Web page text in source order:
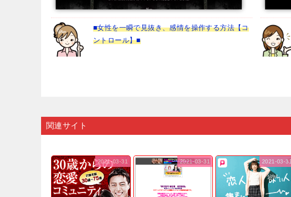
■女性を一瞬で見抜き、感情を操作する方法【コ
ントロール】■
関連サイト
2021-03-31 2021-03-31 2021-03-31